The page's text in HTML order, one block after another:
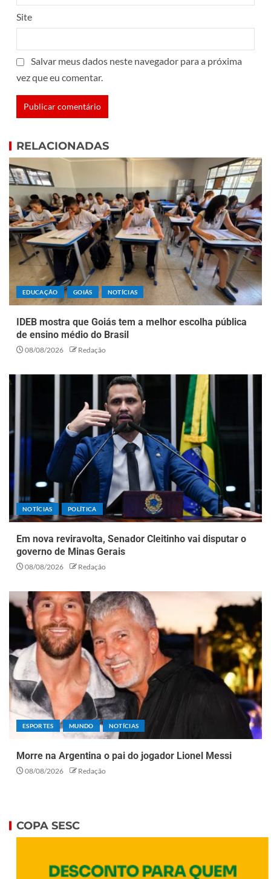
Site
Salvar meus dados neste navegador para a próxima
vez que eu comentar.
RELACIONADAS
EDUCAÇÃO GOIÁS NOTÍCIAS
IDEB mostra que Goiás tem a melhor escolha pública
de ensino médio do Brasil
08/08/2026 Redação
NOTÍCIAS POLÍTICA
Em nova reviravolta, Senador Cleitinho vai disputar o
governo de Minas Gerais
08/08/2026 Redação
ESPORTES MUNDO NOTÍCIAS
Morre na Argentina o pai do jogador Lionel Messi
08/08/2026 Redação
COPA SESC